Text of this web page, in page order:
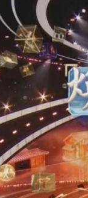
经济 军事
热解读 天天学习
直播中国 熊
蓝海中国 新
年世界杯 2026年
生活体育大会
生态环境 一带一路
保险 云顶对话